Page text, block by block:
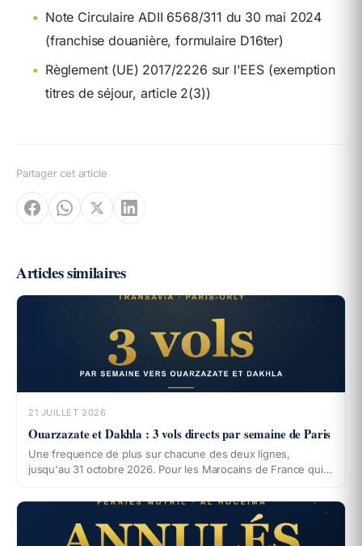
• Note Circulaire ADII 6568/311 du 30 mai 2024
(franchise douanière, formulaire D16ter)
• Règlement (UE) 2017/2226 sur l'EES (exemption
titres de séjour, article 2(3))
Partager cet article
Articles similaires
21 JUILLET 2026
Ouarzazate et Dakhla : 3 vols directs par semaine de Paris
Une frequence de plus sur chacune des deux lignes,
jusqu'au 31 octobre 2026. Pour les Marocains de France qui
Marrakech se pose autrement.